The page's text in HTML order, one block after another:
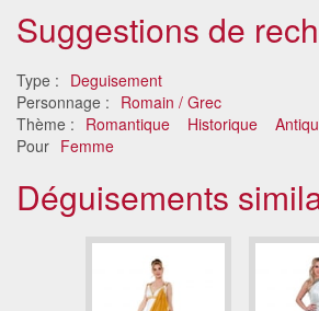
Suggestions de
Type : Deguisement
Personnage : Romain / Grec
Thème : Romantique Historique
Pour Femme
Déguisements